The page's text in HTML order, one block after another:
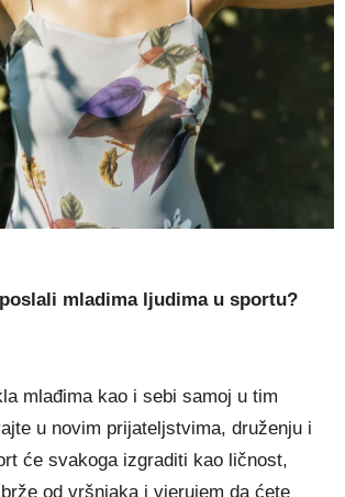
mladima ljudima u sportu?
mlađima kao i sebi samoj u tim
u novim prijateljstvima, druženju i
će svakoga izgraditi kao ličnost,
od vršnjaka i vjerujem da ćete